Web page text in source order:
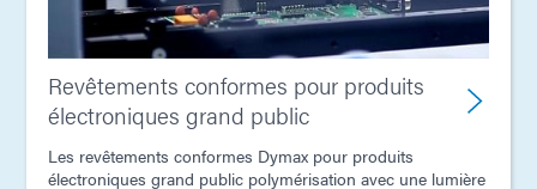
Revêtements conformes pour produits
électroniques grand public
Les revêtements conformes Dymax pour produits
électroniques grand public polymérisation avec une lumière